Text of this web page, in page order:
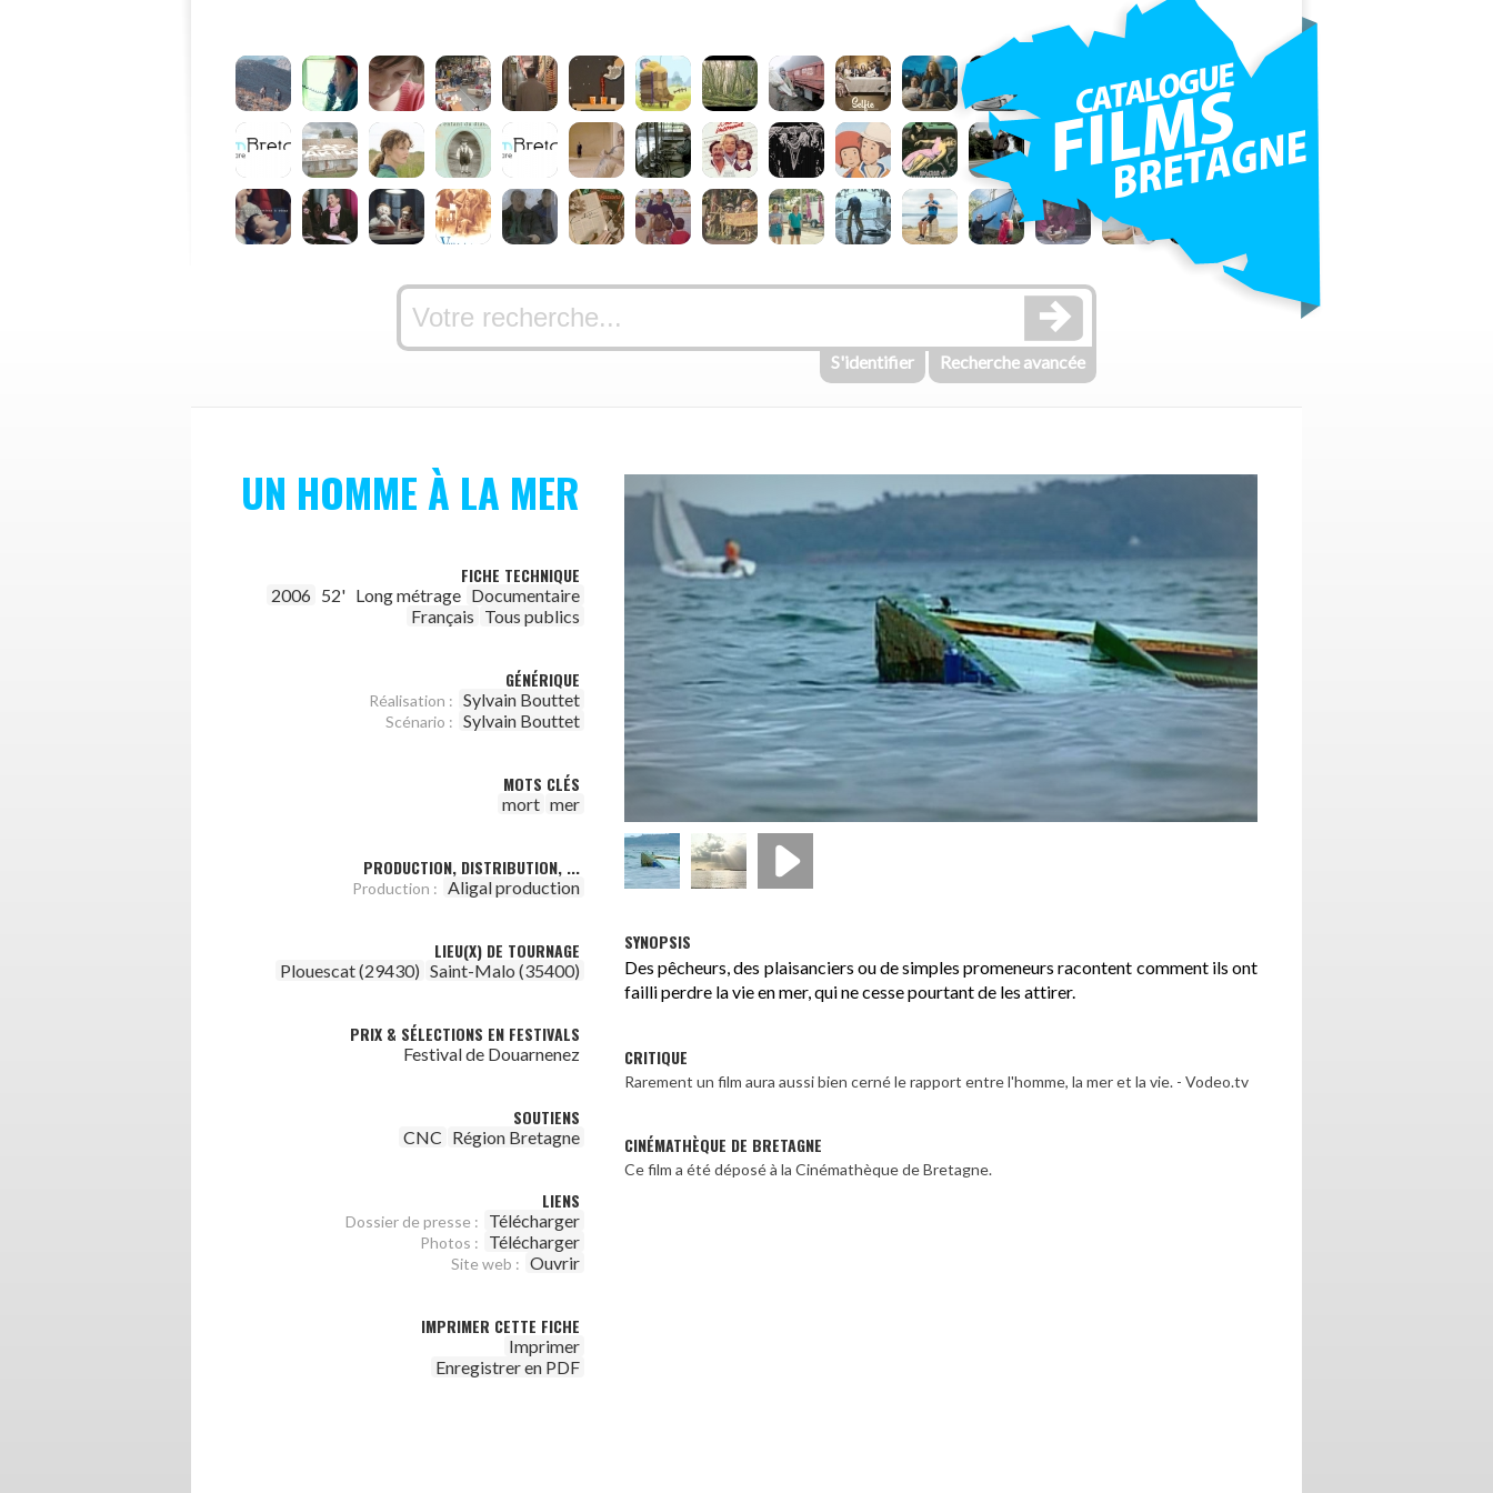
S'identifier Recherche avancée
UN HOMME À LA MER
FICHE TECHNIQUE
2006 52' Long métrage Documentaire
Français Tous publics
GÉNÉRIQUE
Réalisation : Sylvain Bouttet
Scénario : Sylvain Bouttet
MOTS CLÉS
mort mer
PRODUCTION, DISTRIBUTION, ...
Production : Aligal production
LIEU(X) DE TOURNAGE
Plouescat (29430) Saint-Malo (35400)
PRIX & SÉLECTIONS EN FESTIVALS
Festival de Douarnenez
SOUTIENS
CNC Région Bretagne
LIENS
Dossier de presse : Télécharger
Photos : Télécharger
Site web : Ouvrir
IMPRIMER CETTE FICHE
Imprimer
Enregistrer en PDF
SYNOPSIS
Des pêcheurs, des plaisanciers ou de simples promeneurs racontent comment ils ont
failli perdre la vie en mer, qui ne cesse pourtant de les attirer.
CRITIQUE
Rarement un film aura aussi bien cerné le rapport entre l'homme, la mer et la vie. - Vodeo.tv
CINÉMATHÈQUE DE BRETAGNE
Ce film a été déposé à la Cinémathèque de Bretagne.